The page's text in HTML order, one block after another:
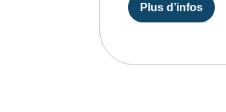
Plus d’infos